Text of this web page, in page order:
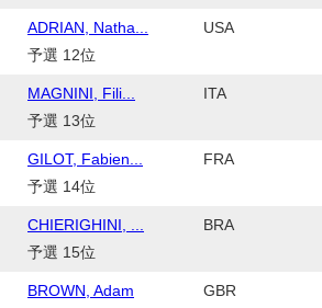
ADRIAN, Natha...
予選 12位
USA
MAGNINI, Fili...
予選 13位
ITA
GILOT, Fabien...
予選 14位
FRA
CHIERIGHINI, ...
予選 15位
BRA
BROWN, Adam
GBR